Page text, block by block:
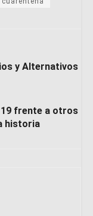
y Alternativos
19 frente a otros
historia